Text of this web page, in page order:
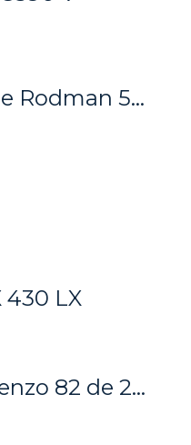
Se vende Rodman 500
430 LX
San Lorenzo 82 de 2003, precio con IVA incluido, bandera francesa